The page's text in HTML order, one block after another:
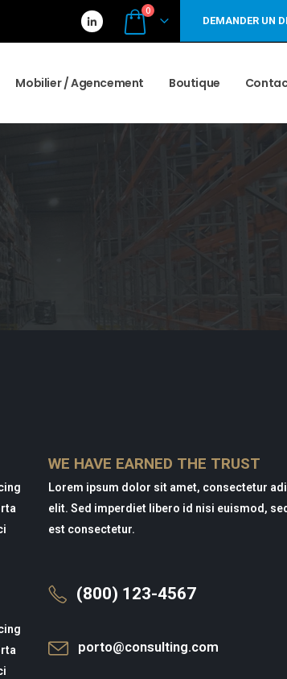
0
DEMANDER UN
Mobilier / Agencement Boutique
WE HAVE EARNED THE TRUST
Lorem ipsum dolor sit amet, consectetur
elit. Sed imperdiet libero id nisi euismod,
est consectetur.
(800) 123-4567
porto@consulting.com